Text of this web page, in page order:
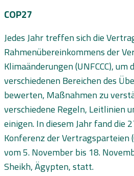
COP27
Jedes Jahr treffen sich die
Rahmenübereinkommens der
Klimaänderungen (UNFCCC),
verschiedenen Bereichen des
bewerten, Maßnahmen zu
verschiedene Regeln, Leitlinien
einigen. In diesem Jahr fand die
Konferenz der Vertragsparteien
vom 5. November bis 18.
Sheikh, Ägypten, statt.